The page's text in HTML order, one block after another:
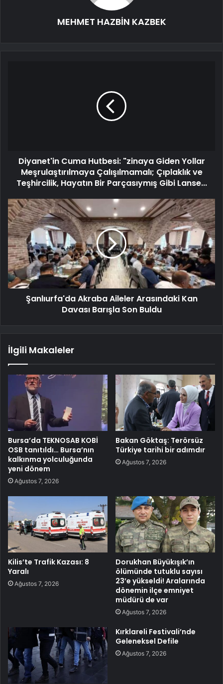
MEHMET HAZBİN KAZBEK
Diyanet'in Cuma Hutbesi: "zinaya Giden Yollar
Meşrulaştırılmaya Çalışılmamalı; Çıplaklık ve
Teşhircilik, Hayatın Bir Parçasıymış Gibi Lanse...
Şanlıurfa'da Akraba Aileler Arasındaki Kan
Davası Barışla Son Buldu
İlgili Makaleler
Bursa’da TEKNOSAB KOBİ
OSB tanıtıldı… Bursa’nın
kalkınma yolculuğunda
yeni dönem
Ağustos 7, 2026
Bakan Göktaş: Terörsüz
Türkiye tarihi bir adımdır
Ağustos 7, 2026
Kilis’te Trafik Kazası: 8
Yaralı
Ağustos 7, 2026
Dorukhan Büyükışık’ın
ölümünde tutuklu sayısı
23’e yükseldi! Aralarında
dönemin ilçe emniyet
müdürü de var
Ağustos 7, 2026
Kırklareli Festivali’nde
Geleneksel Defile
Ağustos 7, 2026